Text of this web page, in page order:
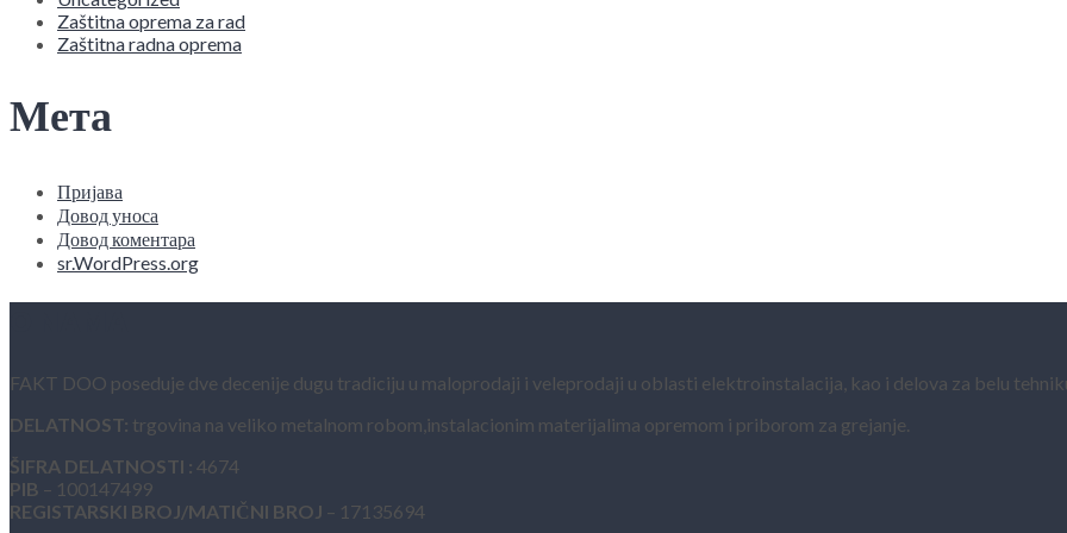
Zaštitna oprema za rad
Zaštitna radna oprema
Мета
Пријава
Довод уноса
Довод коментара
sr.WordPress.org
FAKT DOO poseduje dve decenije dugu tradiciju u maloprodaji i veleprodaji u oblasti elektroinstalacija, kao i delova za belu
DELATNOST: trgovina na veliko metalnom robom,instalacionim materijalima opremom i priborom za grejanje.
ŠIFRA DELATNOSTI : 4674
PIB – 100147499
REGISTARSKI BROJ/MATIČNI BROJ – 17135694